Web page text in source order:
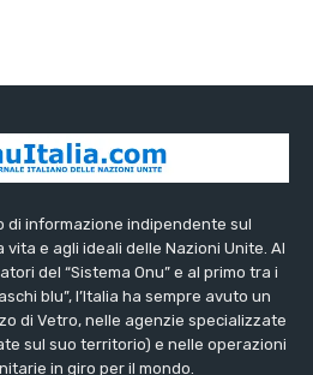
di informazione indipendente sul
e agli ideali delle Nazioni Unite. Al
del “Sistema Onu” e al primo tra i
blu”, l’Italia ha sempre avuto un
di Vetro, nelle agenzie specializzate
sul suo territorio) e nelle operazioni
in giro per il mondo.